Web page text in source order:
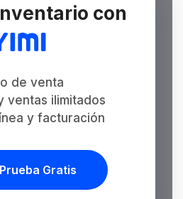
con
de venta
ventas ilimitados
y facturación
Gratis